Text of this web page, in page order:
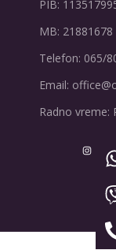
PIB:
MB: 21881678
Telefon: 065/
Email:
Radno vreme: